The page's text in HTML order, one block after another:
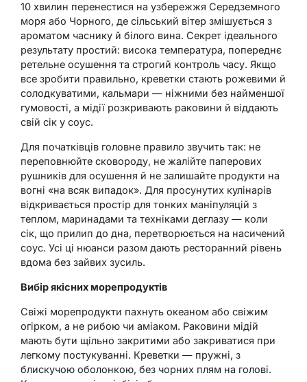
10 хвилин перенестися на узбережжя Середземного
моря або Чорного, де сільський вітер змішується з
ароматом часнику й білого вина. Секрет ідеального
результату простий: висока температура, попереднє
ретельне осушення та строгий контроль часу. Якщо
все зробити правильно, креветки стають рожевими й
солодкуватими, кальмари — ніжними без найменшої
гумовості, а мідії розкривають раковини й віддають
свій сік у соус.
Для початківців головне правило звучить так: не
переповнюйте сковороду, не жалійте паперових
рушників для осушення й не залишайте продукти на
вогні «на всяк випадок». Для просунутих кулінарів
відкривається простір для тонких маніпуляцій з
теплом, маринадами та техніками деглазу — коли
сік, що прилип до дна, перетворюється на насичений
соус. Усі ці нюанси разом дають ресторанний рівень
вдома без зайвих зусиль.
Вибір якісних морепродуктів
Свіжі морепродукти пахнуть океаном або свіжим
огірком, а не рибою чи аміаком. Раковини мідій
мають бути щільно закритими або закриватися при
легкому постукуванні. Креветки — пружні, з
блискучою оболонкою, без чорних плям на голові.